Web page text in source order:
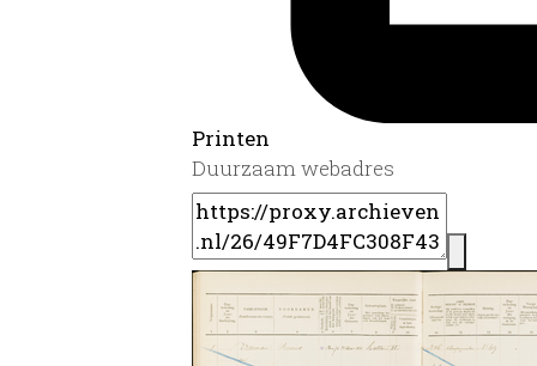
Printen
Duurzaam webadres